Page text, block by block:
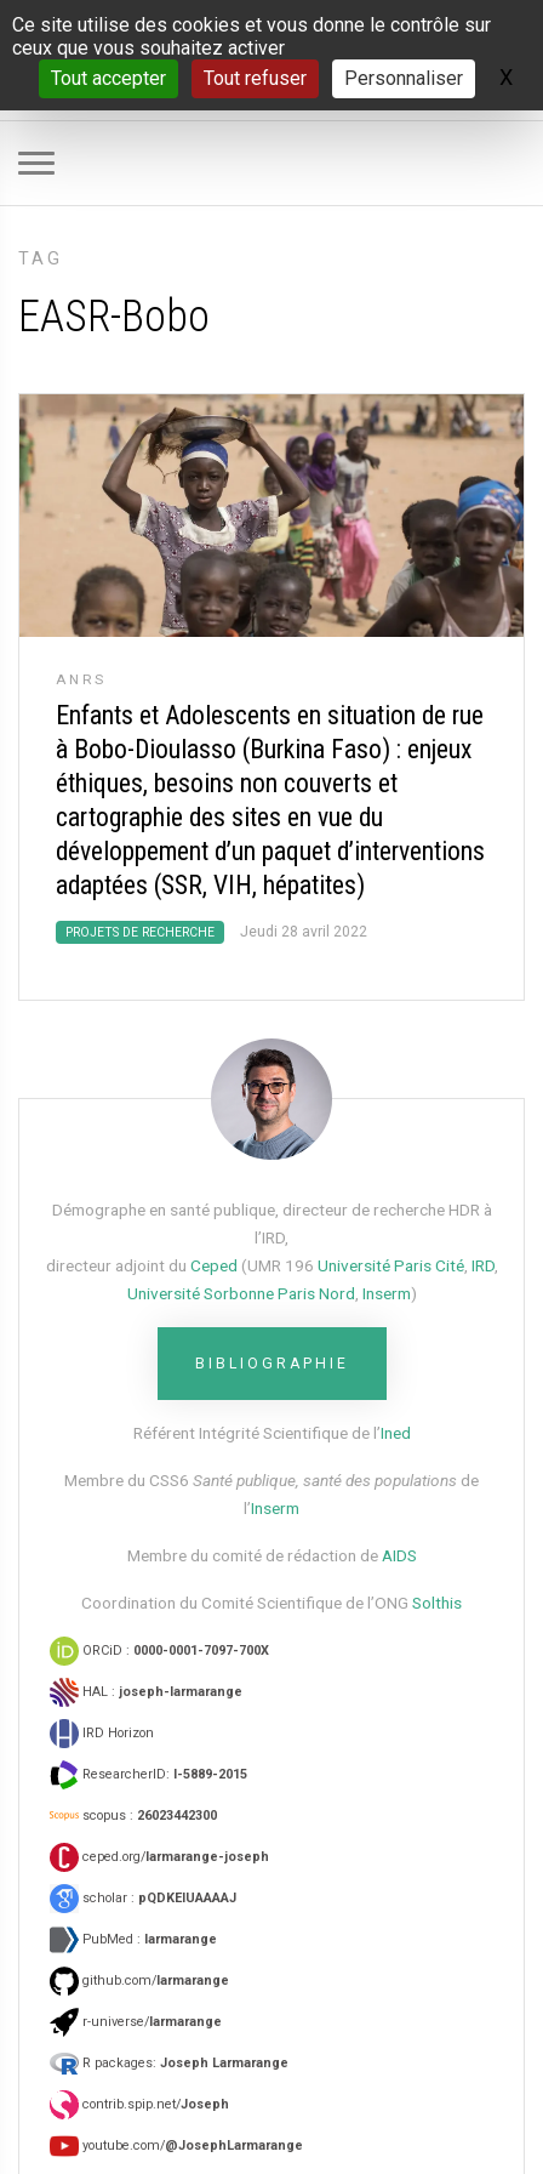
Panneau de gestion des cookies
Ce site utilise des cookies et vous donne le contrôle sur
ceux que vous souhaitez activer
Tout accepter
Tout refuser Personnaliser X
TAG
EASR-Bobo
ANRS
Enfants et Adolescents en situation de rue
à Bobo-Dioulasso (Burkina Faso) : enjeux
éthiques, besoins non couverts et
cartographie des sites en vue du
développement d’un paquet d’interventions
adaptées (SSR, VIH, hépatites)
PROJETS DE RECHERCHE Jeudi 28 avril 2022
Démographe en santé publique, directeur de recherche HDR à
l’IRD,
directeur adjoint du Ceped (UMR 196 Université Paris Cité, IRD,
Université Sorbonne Paris Nord Inserm)
BIBLIOGRAPHIE
Référent Intégrité Scientifique de l’Ined
Membre du CSS6​ Santé publique, santé des populations de
l’Inserm
Membre du comité de rédaction de AIDS
Coordination du Comité Scientifique de l’ONG Solthis
ORCiD : 0000-0001-7097-700X
HAL : joseph-larmarange
IRD Horizon
ResearcherID: I-5889-2015
scopus : 26023442300
ceped.org/larmarange-joseph
scholar : pQDKEIUAAAAJ
PubMed : larmarange
github.com/larmarange
r-universe/larmarange
R packages: Joseph Larmarange
contrib.spip.net/Joseph
youtube.com/@JosephLarmarange